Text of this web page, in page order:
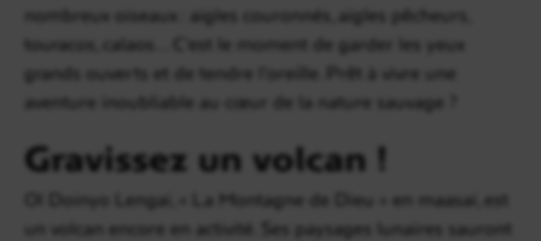
nombreux oiseaux : aigles couronnés, aigles pêcheurs,
touracos, calaos… C’est le moment de garder les yeux
grands ouverts et de tendre l’oreille. Prêt à vivre une
aventure inoubliable au cœur de la nature sauvage ?
Gravissez un volcan !
Ol Doinyo Lengai, « La Montagne de Dieu » en maasaï, est
un volcan encore en activité. Ses paysages lunaires sauront